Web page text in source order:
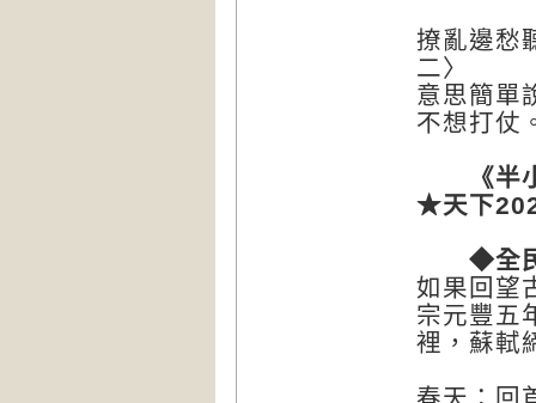
撩亂邊愁
二〉
意思簡單
不想打仗
《半小
★天下
◆全民
如果回望
宗元豐五
裡，蘇軾